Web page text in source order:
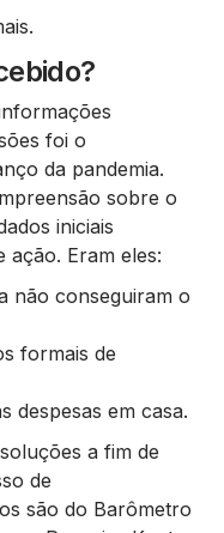
foi o
da pandemia.
sobre o
iniciais
ação. Eram eles:
não conseguiram o
formais de
despesas em casa.
a fim de
de
são do Barômetro